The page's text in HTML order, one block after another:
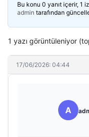
Bu konu 0 yanıt içerir, 1
admin tarafından
1 yazı görüntüleniyor
17/06/2026: 04:44
A